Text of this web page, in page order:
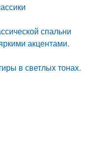
спальни
акцентами.
в светлых тонах.